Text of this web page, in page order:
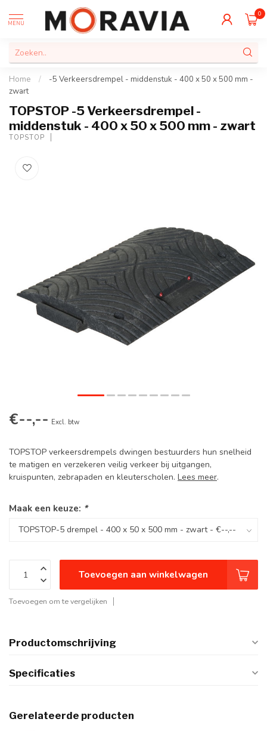
MENU
0
Home /
-5 Verkeersdrempel - middenstuk - 400 x 50 x 500 mm -
zwart
TOPSTOP -5 Verkeersdrempel -
middenstuk - 400 x 50 x 500 mm - zwart
TOPSTOP
€--,-- Excl. btw
TOPSTOP verkeersdrempels dwingen bestuurders hun snelheid
te matigen en verzekeren veilig verkeer bij uitgangen,
kruispunten, zebrapaden en kleuterscholen. Lees meer.
Maak een keuze: *
Toevoegen aan winkelwagen
Toevoegen om te vergelijken
Productomschrijving
Specificaties
Gerelateerde producten